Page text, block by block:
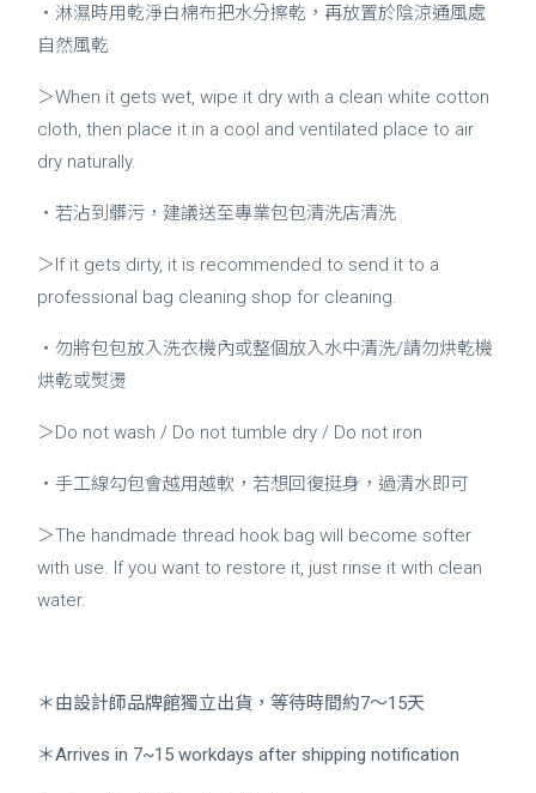
・淋濕時用乾淨白棉布把水分擦乾，再放置於陰涼通風處
自然風乾
＞When it gets wet, wipe it dry with a clean white cotton
cloth, then place it in a cool and ventilated place to air
dry naturally.
・若沾到髒污，建議送至專業包包清洗店清洗
＞If it gets dirty, it is recommended to send it to a
professional bag cleaning shop for cleaning.
・勿將包包放入洗衣機內或整個放入水中清洗/請勿烘乾機
烘乾或熨燙
＞Do not wash / Do not tumble dry / Do not iron
・手工線勾包會越用越軟，若想回復挺身，過清水即可
＞The handmade thread hook bag will become softer
with use. If you want to restore it, just rinse it with clean
water.
＊由設計師品牌館獨立出貨，等待時間約7～15天
＊Arrives in 7~15 workdays after shipping notification